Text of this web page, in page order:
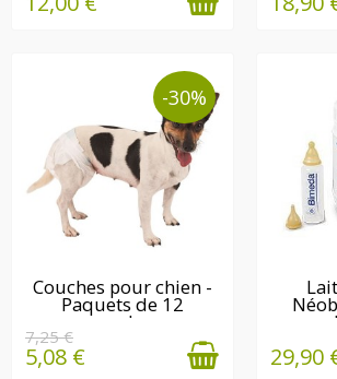
-30%
DERNIÈRE(S)
QUANTITÉ(S)
DISPONIBLE(S)
Couches pour chien -
Paquets de 12
couches
7,25 €
5,08 € 29,90